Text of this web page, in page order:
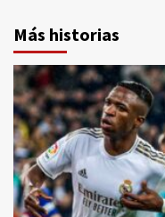
Más historias